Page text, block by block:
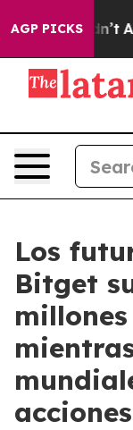
AGP PICKS
it Didn’t As war
Los
Bitget